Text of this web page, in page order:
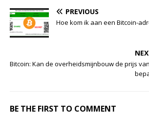
PREVIOUS
Hoe kom ik aan een Bitcoin-
Bitcoin: Kan de overheidsmijnbouw de prijs
BE THE FIRST TO COMMENT